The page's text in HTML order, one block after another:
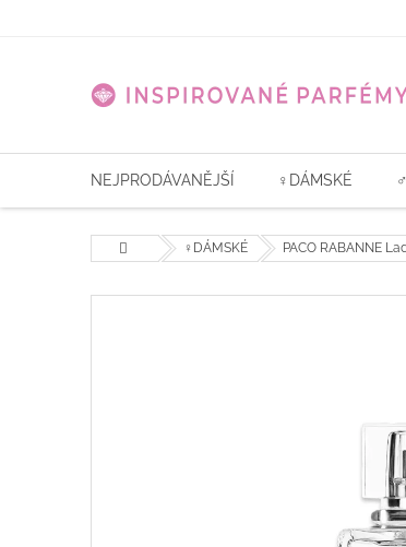
NEJPRODÁVANĚJŠÍ ♀️DÁMSKÉ
Domů ♀️DÁMSKÉ PACO RABANNE